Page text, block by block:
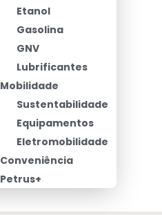
Etanol
Gasolina
GNV
Lubrificantes
Mobilidade
Sustentabilidade
Equipamentos
Eletromobilidade
Conveniência
Petrus+